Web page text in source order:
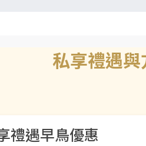
私享禮遇與
禮遇早鳥優惠